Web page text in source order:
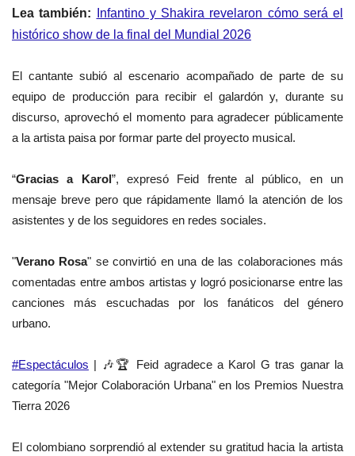
Lea también:
Infantino y Shakira revelaron cómo será el
histórico show de la final del Mundial 2026
El cantante subió al escenario acompañado de parte de su
equipo de producción para recibir el galardón y, durante su
discurso, aprovechó el momento para agradecer públicamente
a la artista paisa por formar parte del proyecto musical.
“Gracias a Karol”, expresó Feid frente al público, en un
mensaje breve pero que rápidamente llamó la atención de los
asistentes y de los seguidores en redes sociales.
"Verano Rosa" se convirtió en una de las colaboraciones más
comentadas entre ambos artistas y logró posicionarse entre las
canciones más escuchadas por los fanáticos del género
urbano.
#Espectáculos | 🎶🏆 Feid agradece a Karol G tras ganar la
categoría "Mejor Colaboración Urbana" en los Premios Nuestra
Tierra 2026
El colombiano sorprendió al extender su gratitud hacia la artista